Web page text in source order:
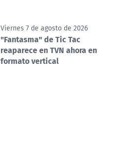
Viernes 7 de agosto de 2026
"Fantasma" de Tic Tac
reaparece en TVN ahora en
formato vertical